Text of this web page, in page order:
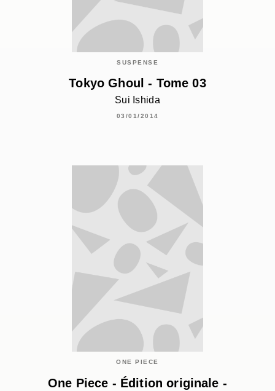
SUSPENSE
Tokyo Ghoul - Tome 03
Sui Ishida
03/01/2014
ONE PIECE
One Piece - Édition originale -